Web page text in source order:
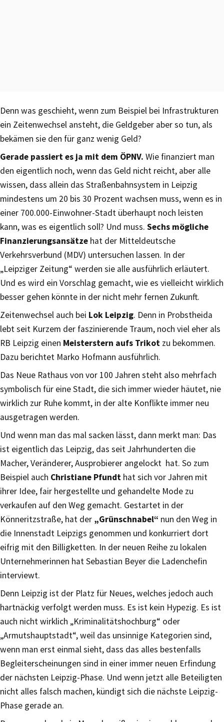
Denn was geschieht, wenn zum Beispiel bei Infrastrukturen
ein Zeitenwechsel ansteht, die Geldgeber aber so tun, als
bekämen sie den für ganz wenig Geld?
Gerade passiert es ja mit dem ÖPNV. Wie finanziert man
den eigentlich noch, wenn das Geld nicht reicht, aber alle
wissen, dass allein das Straßenbahnsystem in Leipzig
mindestens um 20 bis 30 Prozent wachsen muss, wenn es in
einer 700.000-Einwohner-Stadt überhaupt noch leisten
kann, was es eigentlich soll? Und muss. Sechs mögliche
Finanzierungsansätze hat der Mitteldeutsche
Verkehrsverbund (MDV) untersuchen lassen. In der
„Leipziger Zeitung“ werden sie alle ausführlich erläutert.
Und es wird ein Vorschlag gemacht, wie es vielleicht wirklich
besser gehen könnte in der nicht mehr fernen Zukunft.
Zeitenwechsel auch bei Lok Leipzig. Denn in Probstheida
lebt seit Kurzem der faszinierende Traum, noch viel eher als
RB Leipzig einen Meisterstern aufs Trikot zu bekommen.
Dazu berichtet Marko Hofmann ausführlich.
Das Neue Rathaus von vor 100 Jahren steht also mehrfach
symbolisch für eine Stadt, die sich immer wieder häutet, nie
wirklich zur Ruhe kommt, in der alte Konflikte immer neu
ausgetragen werden.
Und wenn man das mal sacken lässt, dann merkt man: Das
ist eigentlich das Leipzig, das seit Jahrhunderten die
Macher, Veränderer, Ausprobierer angelockt hat. So zum
Beispiel auch Christiane Pfundt hat sich vor Jahren mit
ihrer Idee, fair hergestellte und gehandelte Mode zu
verkaufen auf den Weg gemacht. Gestartet in der
Könneritzstraße, hat der „Grünschnabel“ nun den Weg in
die Innenstadt Leipzigs genommen und konkurriert dort
eifrig mit den Billigketten. In der neuen Reihe zu lokalen
Unternehmerinnen hat Sebastian Beyer die Ladenchefin
interviewt.
Denn Leipzig ist der Platz für Neues, welches jedoch auch
hartnäckig verfolgt werden muss. Es ist kein Hypezig. Es ist
auch nicht wirklich „Kriminalitätshochburg“ oder
„Armutshauptstadt“, weil das unsinnige Kategorien sind,
wenn man erst einmal sieht, dass das alles bestenfalls
Begleiterscheinungen sind in einer immer neuen Erfindung
der nächsten Leipzig-Phase. Und wenn jetzt alle Beteiligten
nicht alles falsch machen, kündigt sich die nächste Leipzig-
Phase gerade an.